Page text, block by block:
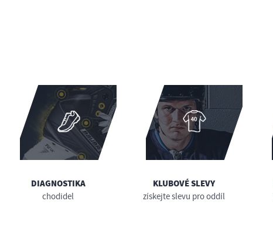
DIAGNOSTIKA
chodidel
KLUBOVÉ SLEVY
získejte slevu pro oddíl